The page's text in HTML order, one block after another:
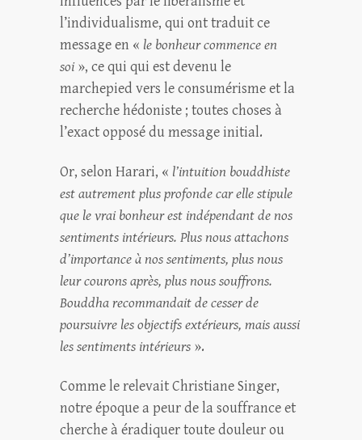
l’individualisme, qui ont traduit ce
message en « le bonheur commence en
soi», ce qui qui est devenu le
marchepied vers le consumérisme et la
recherche hédoniste ; toutes choses à
l’exact opposé du message initial.
Or, selon Harari, « l’intuition bouddhiste
est autrement plus profonde car elle stipule
que le vrai bonheur est indépendant de nos
sentiments intérieurs. Plus nous attachons
d’importance à nos sentiments, plus nous
leur courons après, plus nous souffrons.
Bouddha recommandait de cesser de
poursuivre les objectifs extérieurs, mais aussi
les sentiments intérieurs ».
Comme le relevait Christiane Singer,
notre époque a peur de la souffrance et
cherche à éradiquer toute douleur ou